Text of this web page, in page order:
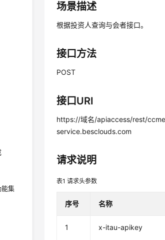
能集
场景描述
根据投资人查询与会者接口。
接口方法
POST
接口URI
https://域名/apiaccess/rest/
service.besclouds.com
请求说明
表1请求头参数
序号 名称
1 x-itau-apikey